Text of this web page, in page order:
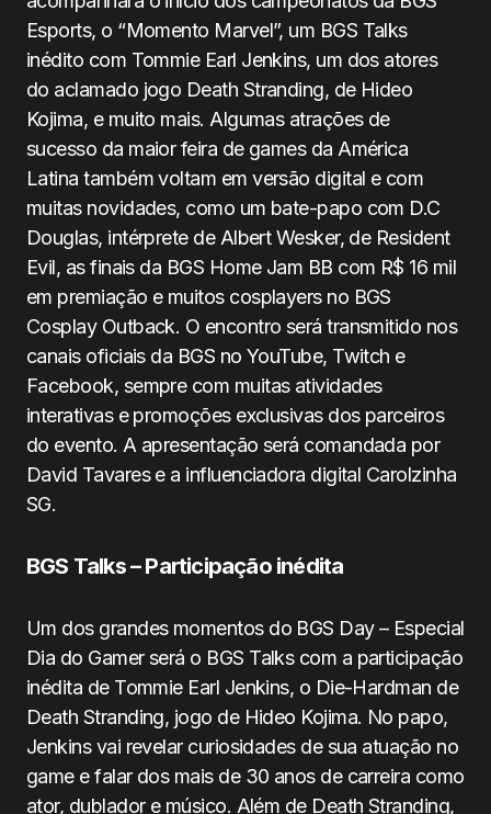
Esports, o “Momento Marvel”, um BGS Talks
inédito com Tommie Earl Jenkins, um dos atores
do aclamado jogo Death Stranding, de Hideo
Kojima, e muito mais. Algumas atrações de
sucesso da maior feira de games da América
Latina também voltam em versão digital e com
muitas novidades, como um bate-papo com D.C
Douglas, intérprete de Albert Wesker, de Resident
Evil, as finais da BGS Home Jam BB com R$ 16 mil
em premiação e muitos cosplayers no BGS
Cosplay Outback. O encontro será transmitido nos
canais oficiais da BGS no YouTube, Twitch e
Facebook, sempre com muitas atividades
interativas e promoções exclusivas dos parceiros
do evento. A apresentação será comandada por
David Tavares e a influenciadora digital Carolzinha
SG.
BGS Talks – Participação inédita
Um dos grandes momentos do BGS Day – Especial
Dia do Gamer será o BGS Talks com a participação
inédita de Tommie Earl Jenkins, o Die-Hardman de
Death Stranding, jogo de Hideo Kojima. No papo,
Jenkins vai revelar curiosidades de sua atuação no
game e falar dos mais de 30 anos de carreira como
ator, dublador e músico. Além de Death Stranding,